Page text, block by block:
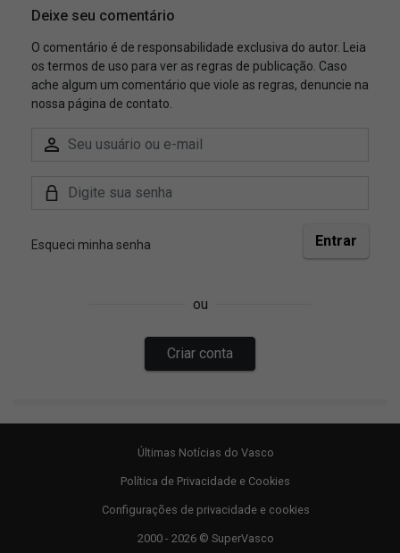
Últimas Notícias do Vasco
Política de Privacidade e Cookies
Configurações de privacidade e cookies
2000 - 2026 © SuperVasco